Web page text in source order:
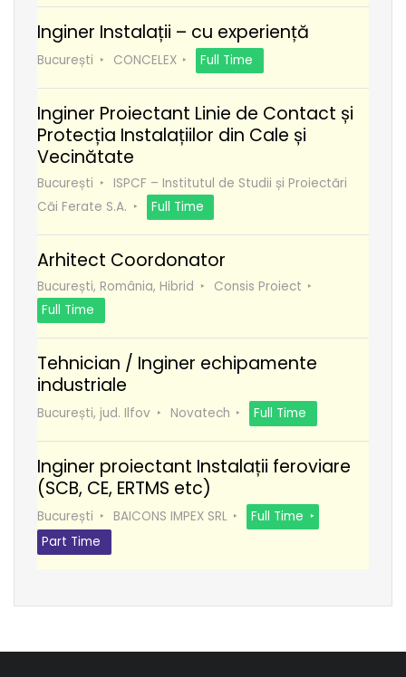
Inginer Instalații – cu experiență
București CONCELEX Full Time
Inginer Proiectant Linie de Contact și
Protecția Instalațiilor din Cale și
Vecinătate
București
ISPCF – Institutul de Studii și Proiectări
Căi Ferate S.A.
Full Time
Arhitect Coordonator
București, România, Hibrid
Consis Proiect
Full Time
Tehnician / Inginer echipamente
industriale
București, jud. Ilfov Novatech Full Time
Inginer proiectant Instalații feroviare
(SCB, CE, ERTMS etc)
București BAICONS IMPEX SRL
Full Time
Part Time